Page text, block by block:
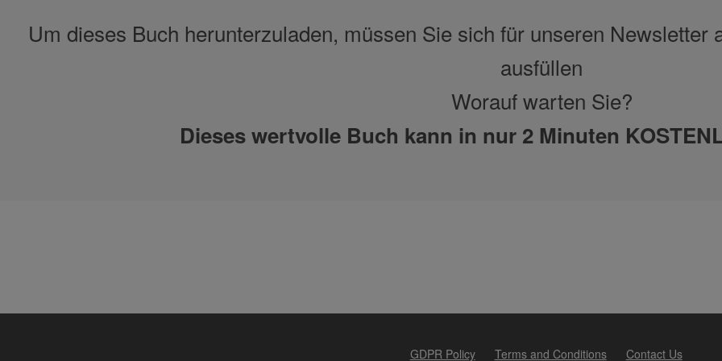
Um dieses Buch herunterzuladen, müssen Sie sich für unseren Newsletter
ausfüllen
Worauf warten Sie?
Dieses wertvolle Buch kann in nur 2 Minuten
GDPR Policy Terms and Conditions Contact Us